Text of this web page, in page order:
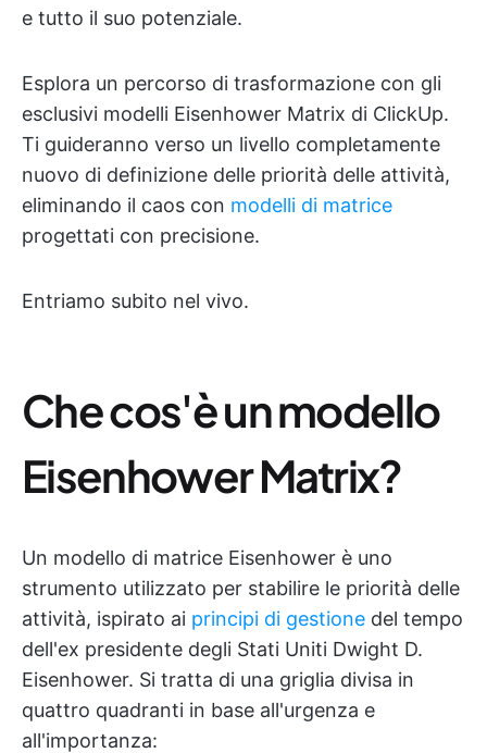
e tutto il suo potenziale.
Esplora un percorso di trasformazione con gli
esclusivi modelli Eisenhower Matrix di ClickUp.
Ti guideranno verso un livello completamente
nuovo di definizione delle priorità delle attività,
eliminando il caos con modelli di matrice
progettati con precisione.
Entriamo subito nel vivo.
Che cos'è un modello
Eisenhower Matrix?
Un modello di matrice Eisenhower è uno
strumento utilizzato per stabilire le priorità delle
attività, ispirato ai principi di gestione del tempo
dell'ex presidente degli Stati Uniti Dwight D.
Eisenhower. Si tratta di una griglia divisa in
quattro quadranti in base all'urgenza e
all'importanza: